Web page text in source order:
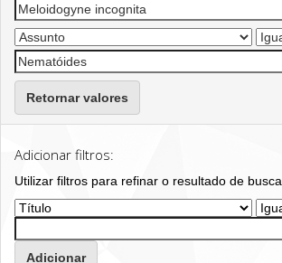
Retornar valores
Adicionar filtros:
Utilizar filtros para refinar o resultado de busca.